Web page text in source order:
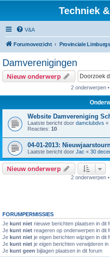
Techniek
V&A
Forumoverzicht Provinciale
Damverenigingen
Nieuw onderwerp
2 onderwerpen
Website Damvereniging
Laatste bericht door damclubdvs «
Reacties: 10
04-01-2013:
Laatste bericht door Jac « 30
Nieuw onderwerp
2 onderwerpen
FORUMPERMISSIES
Je kunt niet nieuwe berichten plaatsen in dit
Je kunt niet reageren op onderwerpen in dit
Je kunt niet je eigen berichten wijzigen in dit
Je kunt niet je eigen berichten verwijderen in
Je kunt geen bijlagen plaatsen in dit forum